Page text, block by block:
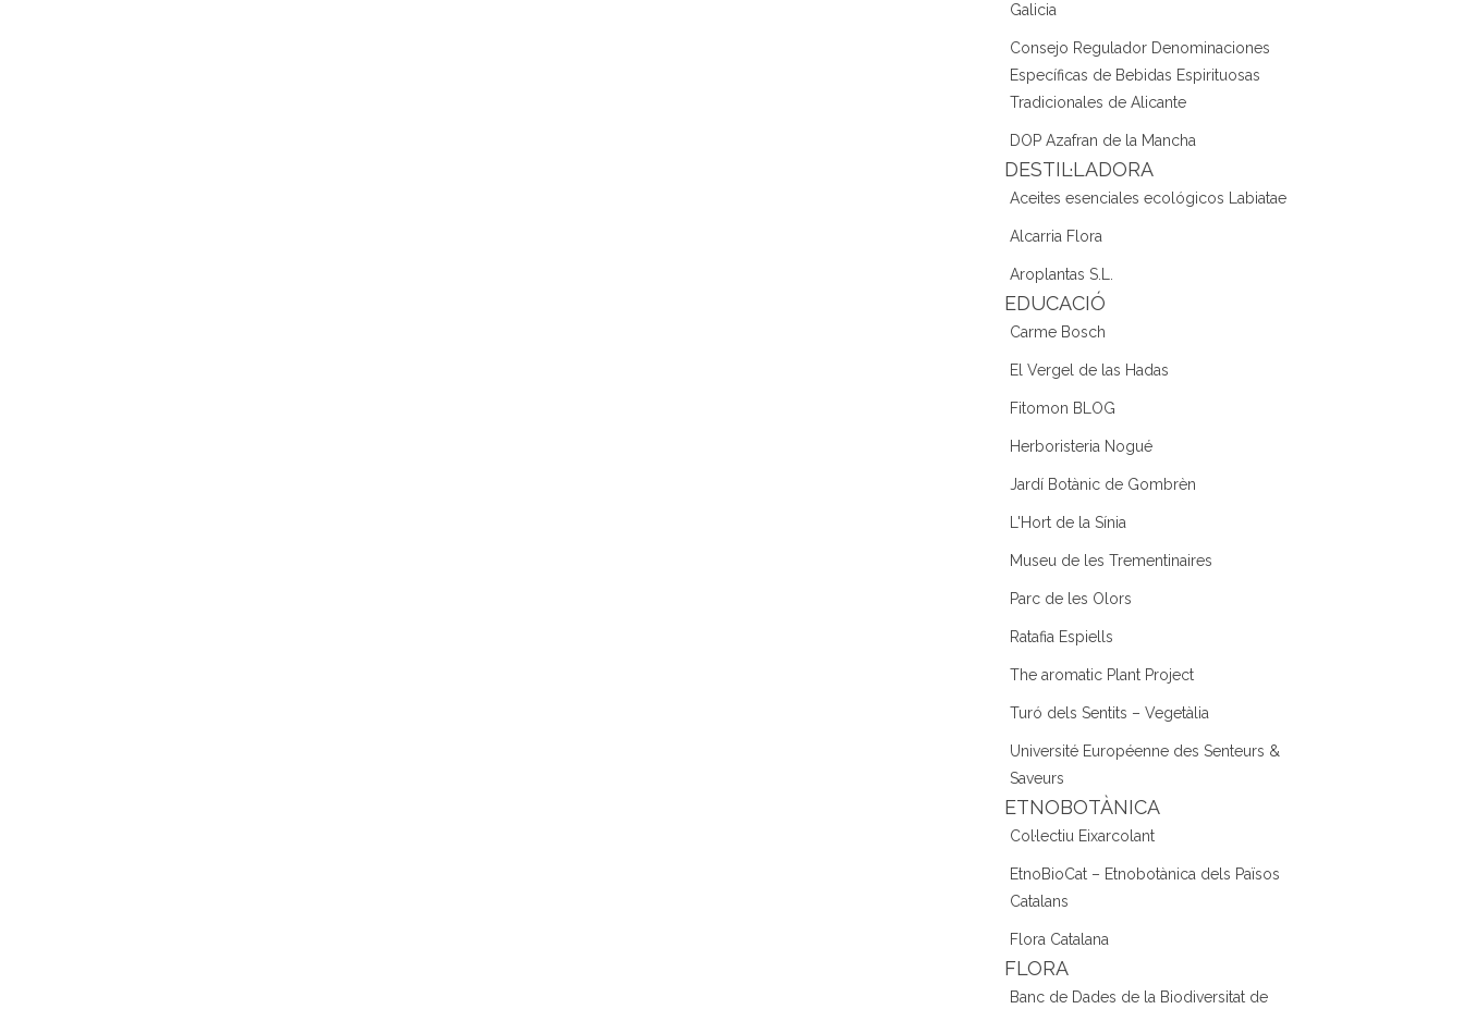
Galicia
Consejo Regulador Denominaciones
Específicas de Bebidas Espirituosas
Tradicionales de Alicante
DOP Azafran de la Mancha
DESTIL·LADORA
Aceites esenciales ecológicos Labiatae
Alcarria Flora
Aroplantas S.L.
EDUCACIÓ
Carme Bosch
El Vergel de las Hadas
Fitomon BLOG
Herboristeria Nogué
Jardí Botànic de Gombrèn
L'Hort de la Sínia
Museu de les Trementinaires
Parc de les Olors
Ratafia Espiells
The aromatic Plant Project
Turó dels Sentits – Vegetàlia
Université Européenne des Senteurs &
Saveurs
ETNOBOTÀNICA
Col·lectiu Eixarcolant
EtnoBioCat – Etnobotànica dels Països
Catalans
Flora Catalana
FLORA
Banc de Dades de la Biodiversitat de